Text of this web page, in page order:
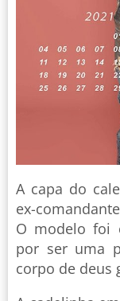
A capa do
ex-
O modelo foi
por ser uma
corpo de deus